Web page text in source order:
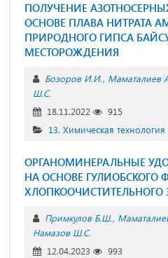
ПОЛУЧЕНИЕ
ОСНОВЕ ПЛАВА НИТРАТА
ПРИРОДНОГО ГИПСА
МЕСТОРОЖДЕНИЯ
Бозоров И.И. Маматалиев
Ш.С.
18.11.2022
915
13. Химическая технология
ОРГАНОМИНЕРАЛЬНЫЕ
НА ОСНОВЕ ГУЛИОБСКОГО
ХЛОПКООЧИСТИТЕЛЬНОГО
Примкулов Б.Ш.
Намазов Ш.С.
12.04.2023
993